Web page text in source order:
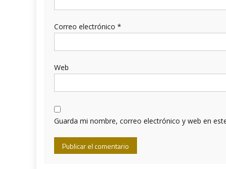
Correo electrónico *
Web
Guarda mi nombre, correo electrónico y web en